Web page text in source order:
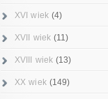
XVI wiek(4)
XVII wiek(11)
XVIII wiek (13)
XX wiek(149)